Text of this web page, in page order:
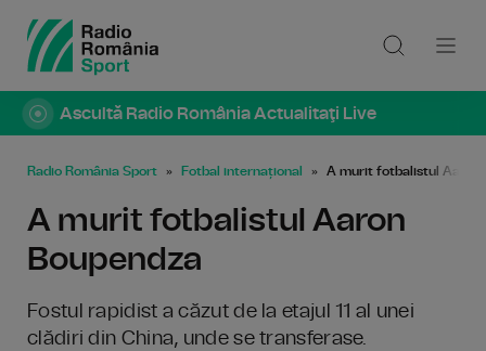
Ascultă Radio România Actualitaţi Live
Radio România Sport Fotbal internațional A murit fotbalistul Aaron
A murit fotbalistul Aaron
Boupendza
Fostul rapidist a căzut de la etajul 11 al unei
clădiri din China, unde se transferase.